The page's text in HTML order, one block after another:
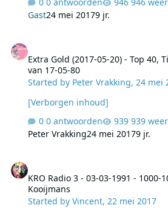
Gast24 mei 20179 jr.
Extra Gold (2017-05-20) - Top 40,
van 17-05-80
Started by Peter Vrakking,24 mei
[Verborgen inhoud]
0 antwoorden
939
Peter Vrakking24 mei 20179 jr.
KRO Radio 3 - 03-03-1991 - 1000-
Kooijmans
Started byVincent,22 mei 2017